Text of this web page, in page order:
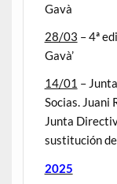
Gavà
28/03 – 4ª
Gavà’
14/01 –
Socias. Juani
Junta
sustitución
2025